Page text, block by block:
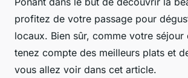
profitez de votre passage pour
locaux. Bien sûr, comme votre séjour
tenez compte des meilleurs plats et
vous allez voir dans cet article.